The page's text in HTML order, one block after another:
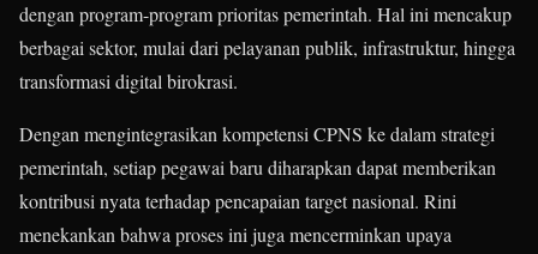
dengan program-program prioritas pemerintah. Hal ini mencakup
berbagai sektor, mulai dari pelayanan publik, infrastruktur, hingga
transformasi digital birokrasi.
Dengan mengintegrasikan kompetensi CPNS ke dalam strategi
pemerintah, setiap pegawai baru diharapkan dapat memberikan
kontribusi nyata terhadap pencapaian target nasional. Rini
menekankan bahwa proses ini juga mencerminkan upaya